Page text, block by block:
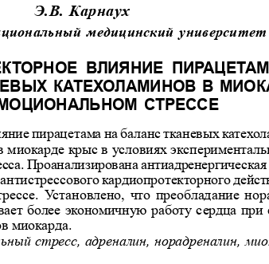
Ý.Â. Êàðíàóõ
ìåäèöèíñêèé  óíèâåðñèòåò
ÂËÈßÍÈÅ
ÊÀÒÅÕÎËÀÌÈÍÎÂ  Â
ÑÒÐÅÑÑÅ
ïèðàöåòàìà íà áàëàíñ òêàíåâûõ
ìèîêàðäå êðûñ â óñëîâèÿõ
Ïðîàíàëèçèðîâàíà àíòèàäðåíåðãè÷åñêàÿ
êàðäèîïðîòåêòîðíîãî
Óñòàíîâëåíî,  ÷òî  ïðåîáëàäàíèå
áîëåå ýêîíîìè÷íóþ ðàáîòó ñåðäöà ïðè
ìèîêàðäà.
ñòðåññ, àäðåíàëèí, íîðàäðåíàëèí,